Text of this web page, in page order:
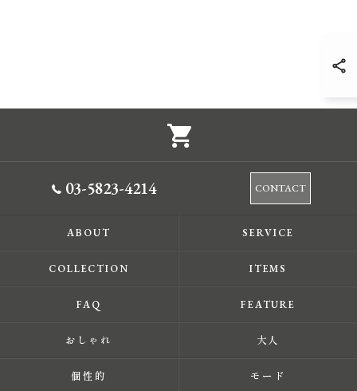
03-5823-4214 CONTACT
ABOUT SERVICE
COLLECTION ITEMS
FAQ FEATURE
おしゃれ 大人
個性的 モード